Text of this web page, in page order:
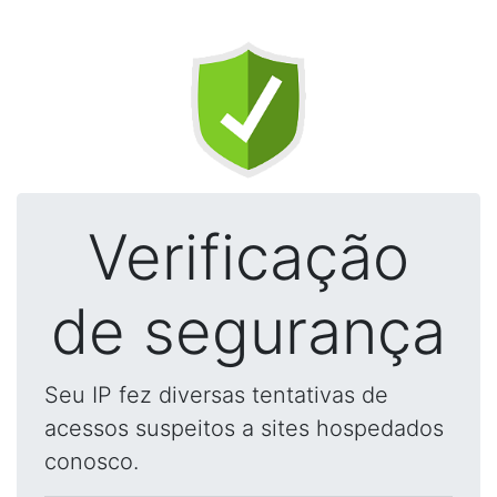
Verificação
de segurança
Seu IP fez diversas tentativas de
acessos suspeitos a sites hospedados
conosco.